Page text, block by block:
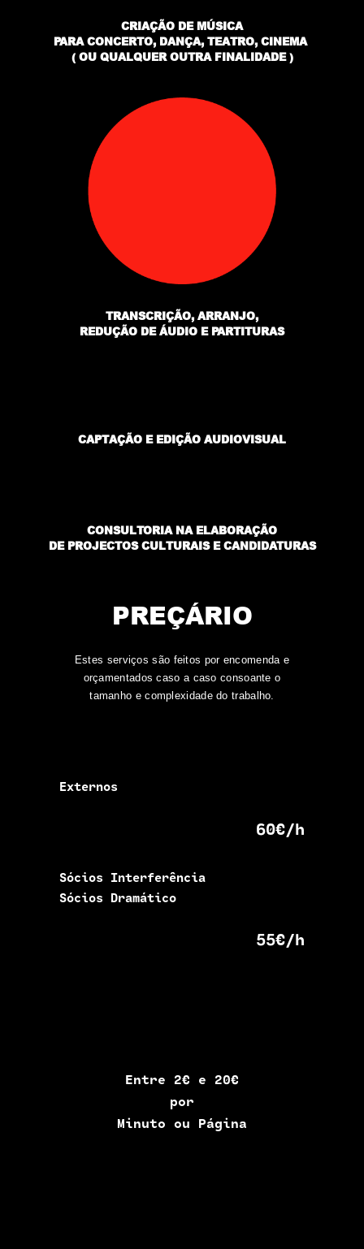
CRIAÇÃO DE MÚSICA
PARA CONCERTO, DANÇA, TEATRO, CINEMA
( OU QUALQUER OUTRA FINALIDADE )
TRANSCRIÇÃO, ARRANJO,
REDUÇÃO DE ÁUDIO E PARTITURAS
CAPTAÇÃO E EDIÇÃO AUDIOVISUAL
CONSULTORIA NA ELABORAÇÃO
DE PROJECTOS CULTURAIS E CANDIDATURAS
PREÇÁRIO
Estes serviços são feitos por encomenda e
orçamentados caso a caso consoante o
tamanho e complexidade do trabalho.
Externos
60€/h
Sócios Interferência
Sócios Dramático
55€/h
Entre 2€ e 20€
por
Minuto ou Página